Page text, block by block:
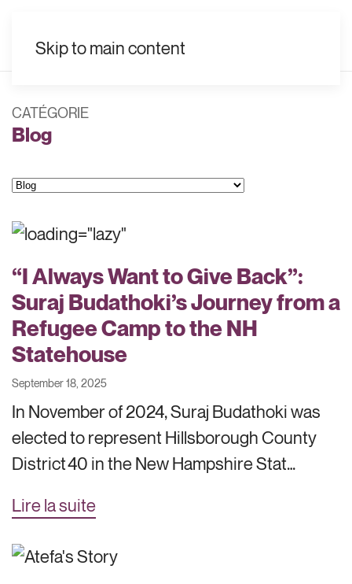
Skip to main content
CATÉGORIE
Blog
Catégories
“I Always Want to Give Back”:
Suraj Budathoki’s Journey from a
Refugee Camp to the NH
Statehouse
September 18, 2025
In November of 2024, Suraj Budathoki was
elected to represent Hillsborough County
District 40 in the New Hampshire Stat…
Lire la suite